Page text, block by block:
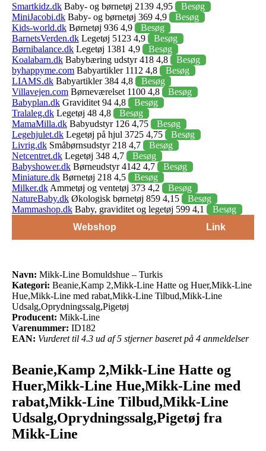
Smartkidz.dk Baby- og børnetøj 2139 4,95
Besøg
MiniJacobi.dk Baby- og børnetøj 369 4,9
Besøg
Kids-world.dk Børnetøj 936 4,9
Besøg
BarnetsVerden.dk Legetøj 5123 4,9
Besøg
Børnibalance.dk Legetøj 1381 4,9
Besøg
Koalabarn.dk Babybæring udstyr 418 4,8
Besøg
byhappyme.com Babyartikler 1112 4,8
Besøg
LIAMS.dk Babyartikler 384 4,8
Besøg
Villavejen.com Børneværelset 1100 4,8
Besøg
Babyplan.dk Graviditet 94 4,8
Besøg
Tralaleg.dk Legetøj 48 4,8
Besøg
MamaMilla.dk Babyudstyr 126 4,75
Besøg
Legehjulet.dk Legetøj på hjul 3725 4,75
Besøg
Livrig.dk Småbørnsudstyr 218 4,7
Besøg
Netcentret.dk Legetøj 348 4,7
Besøg
Babyshower.dk Børneudstyr 4142 4,7
Besøg
Miniature.dk Børnetøj 218 4,5
Besøg
Milker.dk Ammetøj og ventetøj 373 4,2
Besøg
NatureBaby.dk Økologisk børnetøj 859 4,15
Besøg
Mammashop.dk Baby, graviditet og legetøj 599 4,1
Besøg
Webshop
Link
Navn: Mikk-Line Bomuldshue – Turkis
Kategori: Beanie,Kamp 2,Mikk-Line Hatte og Huer,Mikk-Line
Hue,Mikk-Line med rabat,Mikk-Line Tilbud,Mikk-Line
Udsalg,Oprydningssalg,Pigetøj
Producent: Mikk-Line
Varenummer: ID182
EAN: Vurderet til 4.3 ud af 5 stjerner baseret på 4 anmeldelser
Beanie,Kamp 2,Mikk-Line Hatte og
Huer,Mikk-Line Hue,Mikk-Line med
rabat,Mikk-Line Tilbud,Mikk-Line
Udsalg,Oprydningssalg,Pigetøj fra
Mikk-Line